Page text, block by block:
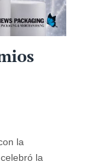
la
la